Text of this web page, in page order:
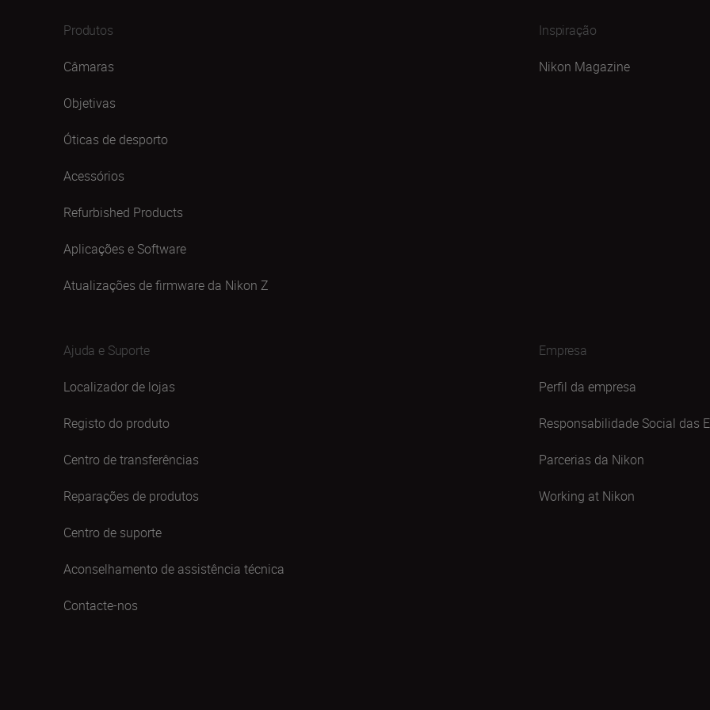
Produtos
Câmaras
Objetivas
Óticas de desporto
Acessórios
Refurbished Products
Aplicações e Software
Atualizações de firmware da Nikon Z
Inspiração
Nikon Magazine
Ajuda e Suporte
Localizador de lojas
Registo do produto
Centro de transferências
Reparações de produtos
Centro de suporte
Aconselhamento de assistência técnica
Contacte-nos
Empresa
Perfil da empresa
Responsabilidade Social das
Parcerias da Nikon
Working at Nikon